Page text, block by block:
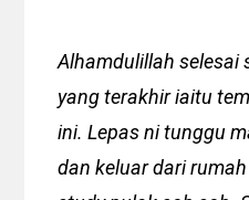
Alhamdulillah selesai
yang terakhir iaitu
ini. Lepas ni tunggu
dan keluar dari